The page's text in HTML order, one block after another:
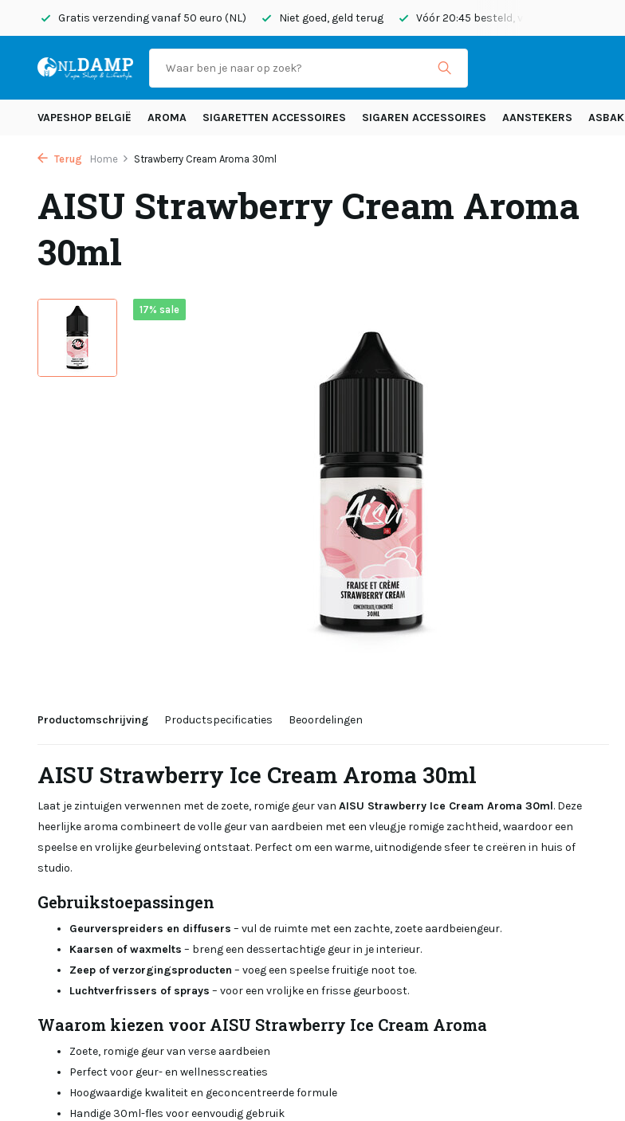
Gratis verzending vanaf 50 euro (NL) Niet goed, geld terug Vóór 20:45 besteld, vandaag verzonden
VAPESHOP BELGIË AROMA SIGARETTEN ACCESSOIRES SIGAREN ACCESSOIRES AANSTEKERS ASBAK
Terug Home Strawberry Cream Aroma 30ml
AISU Strawberry Cream Aroma
30ml
17% sale
Productomschrijving Productspecificaties Beoordelingen
AISU Strawberry Ice Cream Aroma 30ml
Laat je zintuigen verwennen met de zoete, romige geur van AISU Strawberry Ice Cream Aroma 30ml. Deze
heerlijke aroma combineert de volle geur van aardbeien met een vleugje romige zachtheid, waardoor een
speelse en vrolijke geurbeleving ontstaat. Perfect om een warme, uitnodigende sfeer te creëren in huis of
studio.
Gebruikstoepassingen
Geurverspreiders en diffusers – vul de ruimte met een zachte, zoete aardbeiengeur.
Kaarsen of waxmelts – breng een dessertachtige geur in je interieur.
Zeep of verzorgingsproducten – voeg een speelse fruitige noot toe.
Luchtverfrissers of sprays – voor een vrolijke en frisse geurboost.
Waarom kiezen voor AISU Strawberry Ice Cream Aroma
Zoete, romige geur van verse aardbeien
Perfect voor geur- en wellnesscreaties
Hoogwaardige kwaliteit en geconcentreerde formule
Handige 30ml-fles voor eenvoudig gebruik